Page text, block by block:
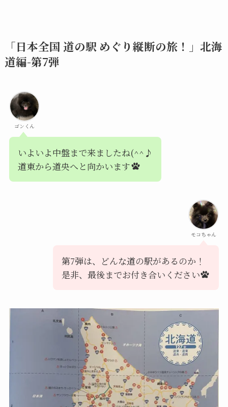
「日本全国 道の駅 めぐり縦断の旅！」北海
道編-第7弾
ゴンくん
いよいよ中盤まで来ましたね(^^♪
道東から道央へと向かいます
モコちゃん
第7弾は、どんな道の駅があるのか！
是非、最後までお付き合いください